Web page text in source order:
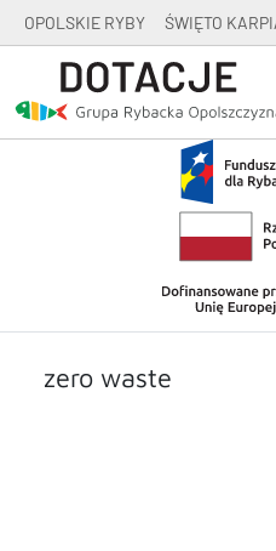
OPOLSKIE RYBY ŚWIĘTO
zero waste